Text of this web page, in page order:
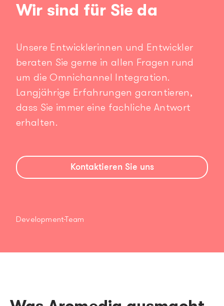
Wir sind für Sie da
Unsere Entwicklerinnen und Entwickler
beraten Sie gerne in allen Fragen rund
um die Omnichannel Integration.
Langjährige Erfahrungen garantieren,
dass Sie immer eine fachliche Antwort
erhalten.
Kontaktieren Sie uns
Development-Team